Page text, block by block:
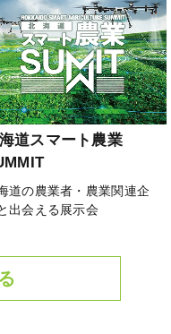
道スマート農業
道の農業者・農業関連企
出会える展示会